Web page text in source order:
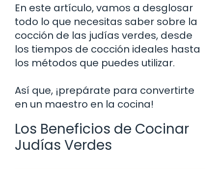
En este artículo, vamos a desglosar
todo lo que necesitas saber sobre la
cocción de las judías verdes, desde
los tiempos de cocción ideales hasta
los métodos que puedes utilizar.
Así que, ¡prepárate para convertirte
en un maestro en la cocina!
Los Beneficios de Cocinar
Judías Verdes